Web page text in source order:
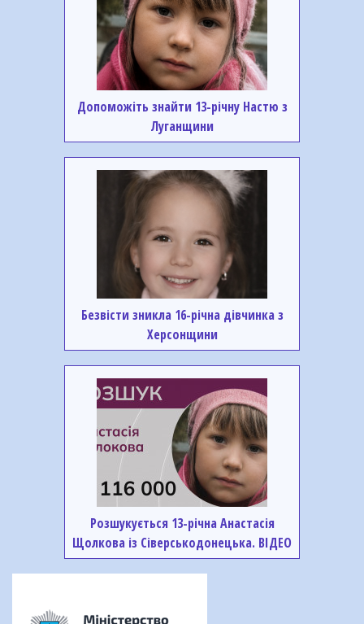
Допоможіть знайти 13-річну Настю з
Луганщини
Безвісти зникла 16-річна дівчинка з
Херсонщини
Розшукується 13-річна Анастасія
Щолкова із Сіверськодонецька. ВІДЕО